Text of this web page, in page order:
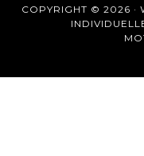
COPYRIGHT © 2026 ·